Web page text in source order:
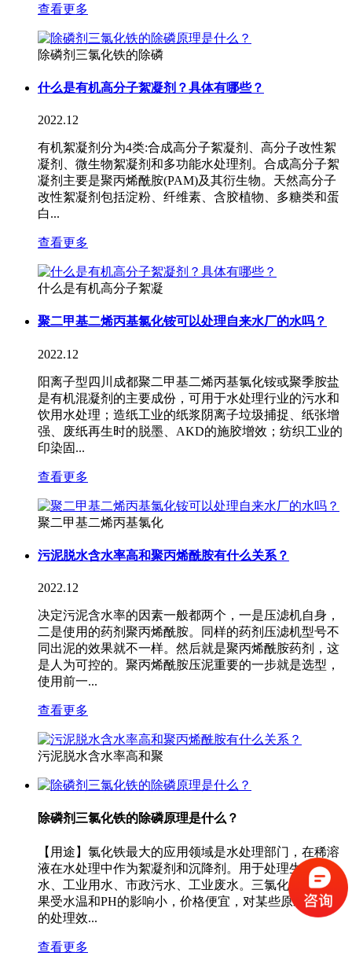
查看更多
除磷剂三氯化铁的除磷
什么是有机高分子絮凝剂？具体有哪些？
2022.12
有机絮凝剂分为4类:合成高分子絮凝剂、高分子改性絮
凝剂、微生物絮凝剂和多功能水处理剂。合成高分子絮
凝剂主要是聚丙烯酰胺(PAM)及其衍生物。天然高分子
改性絮凝剂包括淀粉、纤维素、含胶植物、多糖类和蛋
白...
查看更多
什么是有机高分子絮凝
聚二甲基二烯丙基氯化铵可以处理自来水厂的水吗？
2022.12
阳离子型四川成都聚二甲基二烯丙基氯化铵或聚季胺盐
是有机混凝剂的主要成份，可用于水处理行业的污水和
饮用水处理；造纸工业的纸浆阴离子垃圾捕捉、纸张增
强、废纸再生时的脱墨、AKD的施胶增效；纺织工业的
印染固...
查看更多
聚二甲基二烯丙基氯化
污泥脱水含水率高和聚丙烯酰胺有什么关系？
2022.12
决定污泥含水率的因素一般都两个，一是压滤机自身，
二是使用的药剂聚丙烯酰胺。同样的药剂压滤机型号不
同出泥的效果就不一样。然后就是聚丙烯酰胺药剂，这
是人为可控的。聚丙烯酰胺压泥重要的一步就是选型，
使用前一...
查看更多
污泥脱水含水率高和聚
除磷剂三氯化铁的除磷原理是什么？
【用途】氯化铁最大的应用领域是水处理部门，在稀溶
液在水处理中作为絮凝剂和沉降剂。用于处理生活用
水、工业用水、市政污水、工业废水。三氯化铁净水效
果受水温和PH的影响小，价格便宜，对某些原水有较好
的处理效...
查看更多